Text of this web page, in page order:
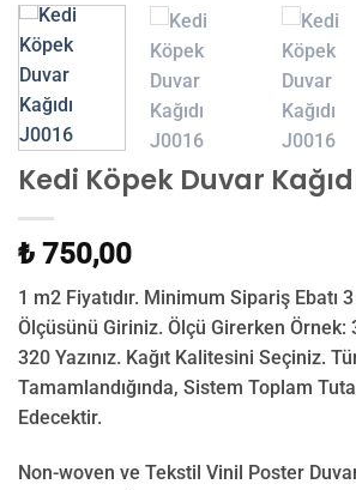
Kedi Köpek Duvar
₺ 750,00
1 m2 Fiyatıdır. Minimum Sipariş Ebatı 3
Ölçüsünü Giriniz. Ölçü Girerken Örnek:
320 Yazınız. Kağıt Kalitesini Seçiniz.
Tamamlandığında, Sistem Toplam
Edecektir.
Non-woven ve Tekstil Vinil Poster